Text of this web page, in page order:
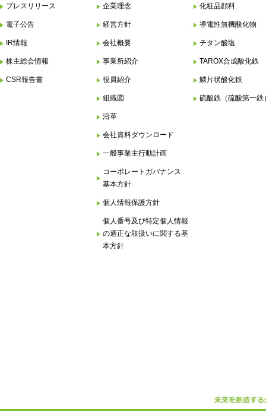
プレスリリース
電子公告
IR情報
株主総会情報
CSR報告書
企業理念
経営方針
会社概要
事業所紹介
役員紹介
組織図
沿革
会社資料ダウンロード
一般事業主行動計画
コーポレートガバナンス
基本方針
個人情報保護方針
個人番号及び特定個人情報
の適正な取扱いに関する基
本方針
化粧品顔料
導電性無機酸化物
チタン酸塩
TAROX合成酸化鉄
鱗片状酸化鉄
硫酸鉄（硫酸第一鉄